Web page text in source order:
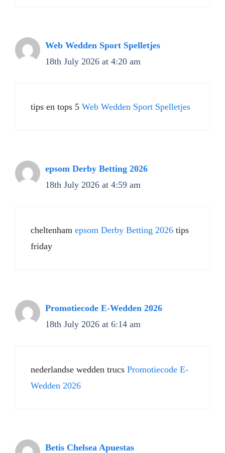
Web Wedden Sport Spelletjes
18th July 2026 at 4:20 am
tips en tops 5 Web Wedden Sport Spelletjes
epsom Derby Betting 2026​
18th July 2026 at 4:59 am
cheltenham epsom Derby Betting 2026​ tips
friday​
Promotiecode E-Wedden 2026
18th July 2026 at 6:14 am
nederlandse wedden trucs Promotiecode E-
Wedden 2026
Betis Chelsea Apuestas